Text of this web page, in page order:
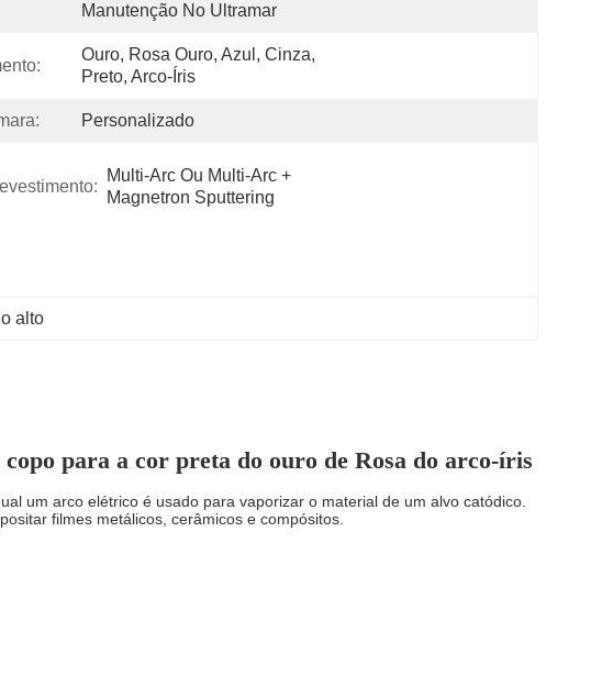
Manutenção No Ultramar
Ouro, Rosa Ouro, Azul, Cinza,
Preto, Arco-Íris
Personalizado
Multi-Arc Ou Multi-Arc +
Magnetron Sputtering
alto
para a cor preta do ouro de Rosa do arco-íris
um arco elétrico é usado para vaporizar o material de um alvo catódico.
filmes metálicos, cerâmicos e compósitos.